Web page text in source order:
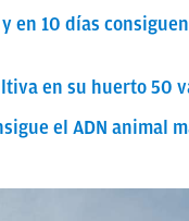
en 10 días
en su huerto 50
el ADN animal